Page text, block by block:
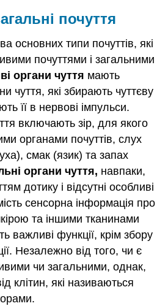
почуття
основних типи почуттів, які
почуттями і загальними
органи чуття мають
чуття, які збирають чуттєву
її в нервові імпульси.
включають зір, для якого
органами почуттів, слух
смак (язик) та запах
органи чуття, навпаки,
дотику і відсутні особливі
сенсорна інформація про
та іншими тканинами
важливі функції, крім збору
Незалежно від того, чи є
чи загальними, однак,
клітин, які називаються